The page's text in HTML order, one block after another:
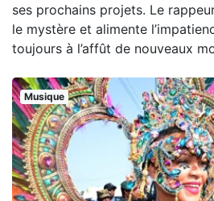
ses prochains projets. Le
le mystère et alimente
toujours à l’affût de nouveaux
Musique